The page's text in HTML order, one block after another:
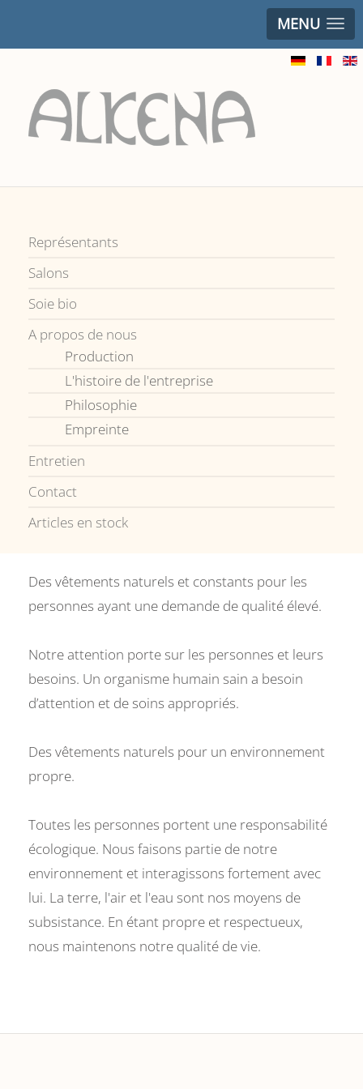
MENU
Représentants
Salons
Soie bio
A propos de nous
Production
L'histoire de l'entreprise
Philosophie
Empreinte
Entretien
Contact
Articles en stock
Des vêtements naturels et constants pour les
personnes ayant une demande de qualité élevé.
Notre attention porte sur les personnes et leurs
besoins. Un organisme humain sain a besoin
d’attention et de soins appropriés.
Des vêtements naturels pour un environnement
propre.
Toutes les personnes portent une responsabilité
écologique. Nous faisons partie de notre
environnement et interagissons fortement avec
lui. La terre, l'air et l'eau sont nos moyens de
subsistance. En étant propre et respectueux,
nous maintenons notre qualité de vie.